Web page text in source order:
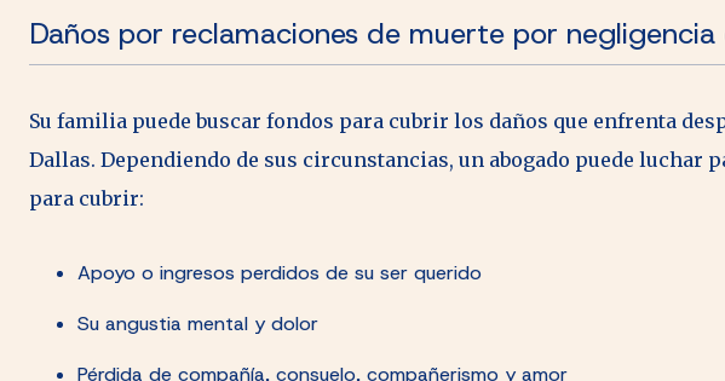
Daños por reclamaciones de muerte por negligencia
Su familia puede buscar fondos para cubrir los daños que enfrenta
Dallas. Dependiendo de sus circunstancias, un abogado puede luchar
para cubrir:
Apoyo o ingresos perdidos de su ser querido
Su angustia mental y dolor
Pérdida de compañía, consuelo, compañerismo y amor